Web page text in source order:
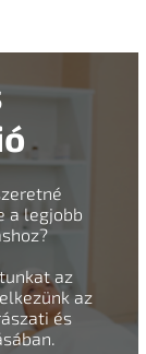
a legjobb
az
az
és